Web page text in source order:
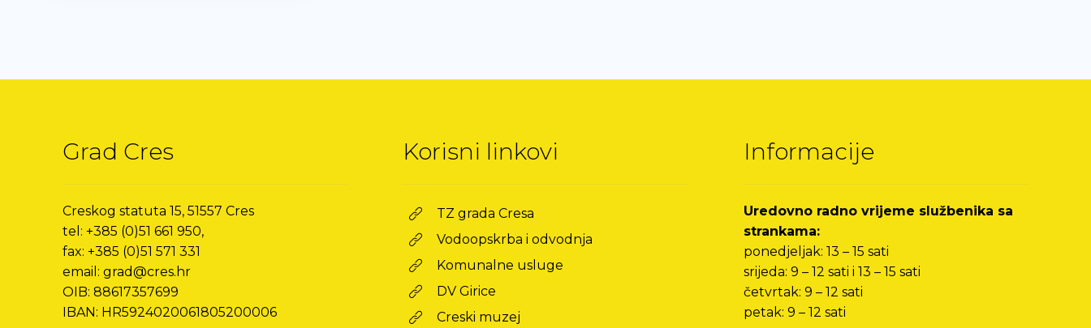
Grad Cres
Creskog statuta 15, 51557 Cres
tel: +385 (0)51 661 950,
fax: +385 (0)51 571 331
email: grad@cres.hr
OIB: 88617357699
IBAN: HR5924020061805200006
Korisni linkovi
TZ grada Cresa
Vodoopskrba i odvodnja
Komunalne usluge
DV Girice
Creski muzej
Informacije
Uredovno radno vrijeme službenika sa
strankama:
ponedjeljak: 13 – 15 sati
srijeda: 9 – 12 sati i 13 – 15 sati
četvrtak: 9 – 12 sati
petak: 9 – 12 sati